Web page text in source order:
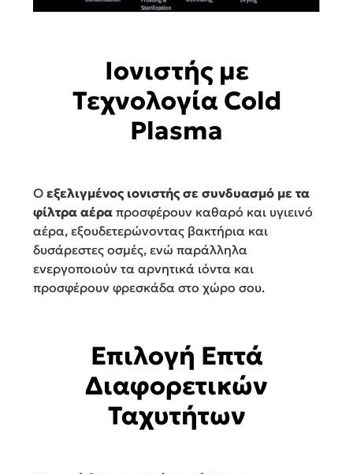
Ιονιστής με
Τεχνολογία Cold
Plasma
Ο εξελιγμένος ιονιστής σε συνδυασμό με τα
φίλτρα αέρα προσφέρουν καθαρό και υγιεινό
αέρα, εξουδετερώνοντας βακτήρια και
δυσάρεστες οσμές, ενώ παράλληλα
ενεργοποιούν τα αρνητικά ιόντα και
προσφέρουν φρεσκάδα στο χώρο σου.
Επιλογή Επτά
Διαφορετικών
Ταχυτήτων